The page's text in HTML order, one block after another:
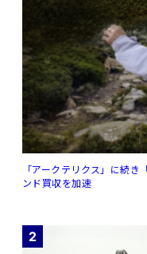
「アークテリクス」に続
ンド買収を加速
2